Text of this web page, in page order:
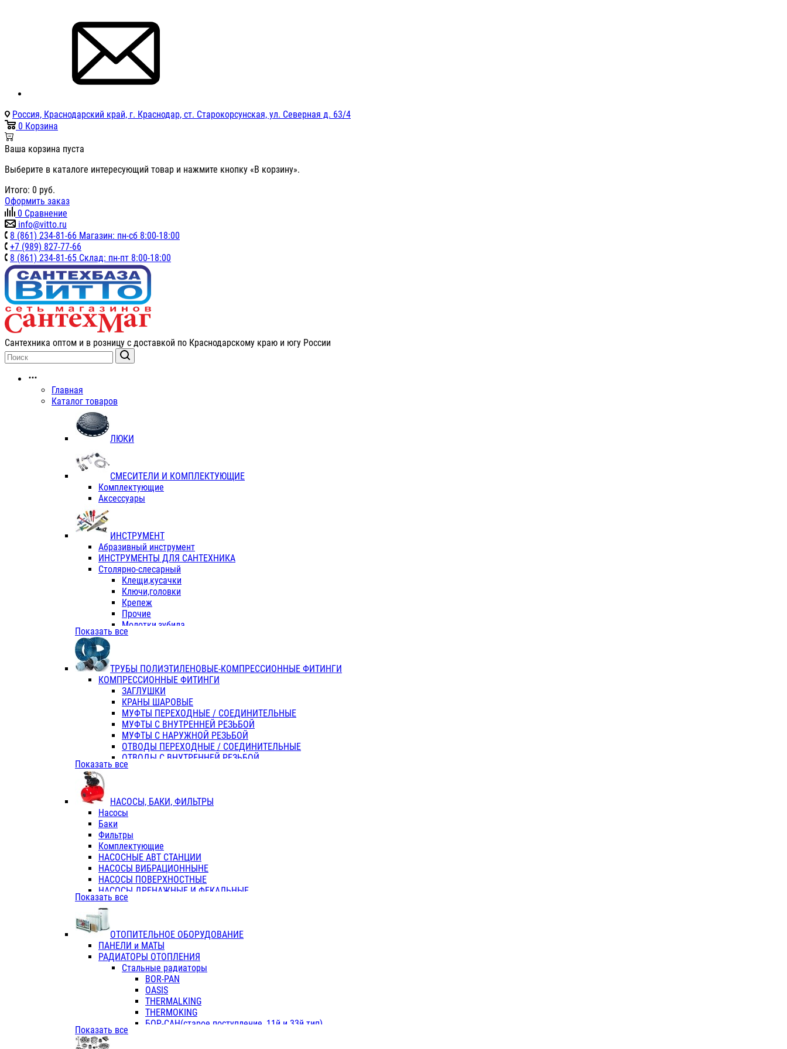
Россия, Краснодарский край, г. Краснодар, ст. Старокорсунская, ул. Северная д. 63/4
0 Корзина
Ваша корзина пуста
Выберите в каталоге интересующий товар и нажмите кнопку «В корзину».
Итого: 0 руб.
Оформить заказ
0 Сравнение
info@vitto.ru
8 (861) 234-81-66 Магазин: пн-сб 8:00-18:00
+7 (989) 827-77-66
8 (861) 234-81-65 Склад: пн-пт 8:00-18:00
Сантехника оптом и в розницу с доставкой по Краснодарскому краю и югу России
Главная
Каталог товаров
ЛЮКИ
СМЕСИТЕЛИ И КОМПЛЕКТУЮЩИЕ
Комплектующие
Аксессуары
ИНСТРУМЕНТ
Абразивный инструмент
ИНСТРУМЕНТЫ ДЛЯ САНТЕХНИКА
Столярно-слесарный
Клещи,кусачки
Ключи,головки
Крепеж
Прочие
Молотки,зубила
Пассатижи,тонкогубцы,утконосы
Отвертки
Хоз. инвентарь
ЭЛ. ИНСТРУМЕНТ OASIS
Показать все
ТРУБЫ ПОЛИЭТИЛЕНОВЫЕ-КОМПРЕССИОННЫЕ ФИТИНГИ
КОМПРЕССИОННЫЕ ФИТИНГИ
ЗАГЛУШКИ
КРАНЫ ШАРОВЫЕ
МУФТЫ ПЕРЕХОДНЫЕ / СОЕДИНИТЕЛЬНЫЕ
МУФТЫ С ВНУТРЕННЕЙ РЕЗЬБОЙ
МУФТЫ С НАРУЖНОЙ РЕЗЬБОЙ
ОТВОДЫ ПЕРЕХОДНЫЕ / СОЕДИНИТЕЛЬНЫЕ
ОТВОДЫ С ВНУТРЕННЕЙ РЕЗЬБОЙ
ОТВОДЫ С НАРУЖНОЙ РЕЗЬБОЙ
ТРОЙНИКИ ПЕРЕХОДНЫЕ / СОЕДИНИТЕЛЬНЫЕ
ТРОЙНИКИ С ВНУТРЕННЕЙ РЕЗЬБОЙ
КОЛЬЦА РЕЗИНОВЫЕ
ТРУБЫ НАПОРНЫЕ
ТРУБЫ ГОФРИРОВАННЫЕ ДВУХСЛ.
ТРУБЫ ПОЛИЭТИЛЕНОВЫЕ
Показать все
НАСОСЫ, БАКИ, ФИЛЬТРЫ
Насосы
Баки
Фильтры
Комплектующие
НАСОСНЫЕ АВТ СТАНЦИИ
НАСОСЫ ВИБРАЦИОННЫНЕ
НАСОСЫ ПОВЕРХНОСТНЫЕ
НАСОСЫ ДРЕНАЖНЫЕ И ФЕКАЛЬНЫЕ
НАСОСЫ ПОВЫСИТ и ЦИРКУЛЯЦИОННЫЕ
НАСОСЫ СКВАЖИННЫЕ
Показать все
ОТОПИТЕЛЬНОЕ ОБОРУДОВАНИЕ
ПАНЕЛИ и МАТЫ
РАДИАТОРЫ ОТОПЛЕНИЯ
Стальные радиаторы
BOR-PAN
OASIS
THERMALKING
THERMOKING
БОР-САН(старое поступление, 11й и 33й тип)
Показать все